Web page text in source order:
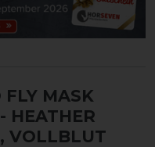
FLY MASK
- HEATHER
VOLLBLUT